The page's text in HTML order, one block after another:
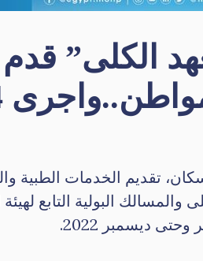
الكلى” قدم
44 عملية زراعة كلى
والمسالك البولية التابع
ديسمبر 2022.